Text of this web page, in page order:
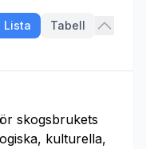
Lista Tabell
skogsbrukets
kulturella,